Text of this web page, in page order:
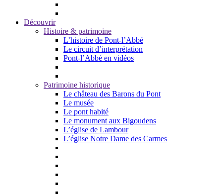
Découvrir
Histoire & patrimoine
L’histoire de Pont-l’Abbé
Le circuit d’interprétation
Pont-l’Abbé en vidéos
Patrimoine historique
Le château des Barons du Pont
Le musée
Le pont habité
Le monument aux Bigoudens
L’église de Lambour
L’église Notre Dame des Carmes